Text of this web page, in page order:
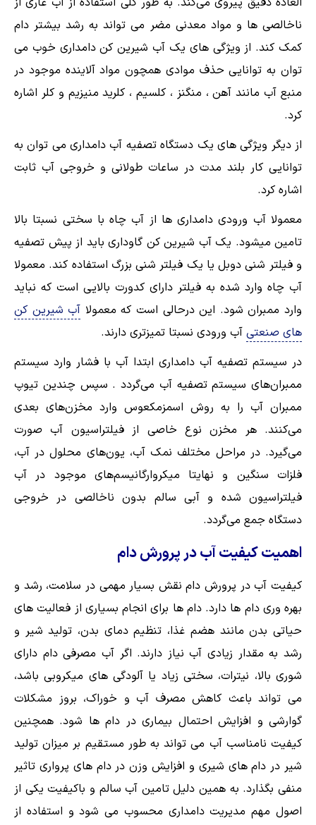
ناخالصی ها و مواد معدنی مضر می تواند به رشد بیشتر دام
کمک کند. از ویژگی های یک آب شیرین کن دامداری خوب می
توان به توانایی حذف موادی همچون مواد آلاینده موجود در
منبع آب مانند آهن ، منگنز ، کلسیم ، کلرید منیزیم و کلر اشاره
کرد.
از دیگر ویژگی های یک دستگاه تصفیه آب دامداری می توان به
توانایی کار بلند مدت در ساعات طولانی و خروجی آب ثابت
اشاره کرد.
معمولا آب ورودی دامداری ها از آب چاه با سختی نسبتا بالا
تامین میشود. یک آب شیرین کن گاوداری باید از پیش تصفیه
و فیلتر شنی دوبل یا یک فیلتر شنی بزرگ استفاده کند. معمولا
آب چاه وارد شده به فیلتر دارای کدورت بالایی است که نباید
وارد ممبران شود. این درحالی است که معمولا آب شیرین کن
های صنعتی آب ورودی نسبتا تمیزتری دارند.
در سیستم تصفیه آب دامداری ابتدا آب با فشار وارد سیستم
ممبران‌های سیستم‌ تصفیه آب می‌گردد . سپس چندین تیوپ
ممبران آب را به روش اسمزمکعوس وارد مخزن‌های بعدی
می‌کنند. هر مخزن نوع خاصی از فیلتراسیون آب صورت
می‌گیرد. در مراحل مختلف نمک آب، یون‌های محلول در آب،
فلزات سنگین و نهایتا میکروارگانیسم‌های موجود در آب
فیلتراسیون شده و آبی سالم بدون ناخالصی در خروجی
دستگاه جمع می‌گردد.
اهمیت کیفیت آب در پرورش دام
کیفیت آب در پرورش دام نقش بسیار مهمی در سلامت، رشد و
بهره وری دام ها دارد. دام ها برای انجام بسیاری از فعالیت های
حیاتی بدن مانند هضم غذا، تنظیم دمای بدن، تولید شیر و
رشد به مقدار زیادی آب نیاز دارند. اگر آب مصرفی دام دارای
شوری بالا، نیترات، سختی زیاد یا آلودگی های میکروبی باشد،
می تواند باعث کاهش مصرف آب و خوراک، بروز مشکلات
گوارشی و افزایش احتمال بیماری در دام ها شود. همچنین
کیفیت نامناسب آب می تواند به طور مستقیم بر میزان تولید
شیر در دام های شیری و افزایش وزن در دام های پرواری تاثیر
منفی بگذارد. به همین دلیل تامین آب سالم و باکیفیت یکی از
اصول مهم مدیریت دامداری محسوب می شود و استفاده از